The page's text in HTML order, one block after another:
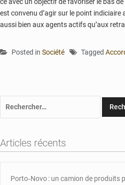
ce avec un objectif de favoriser le bas de
est convenu d’agir sur le point indiciaire
aussi bien aux agents actifs qu’aux
Posted in Société Tagged
Articles récents
Porto‑Novo : un camion de produits